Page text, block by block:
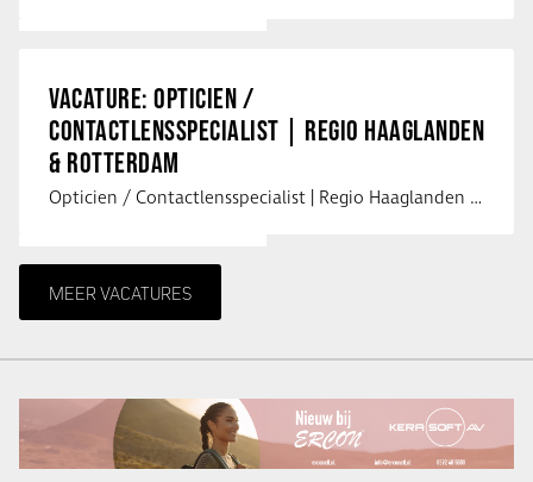
VACATURE: OPTICIEN /
CONTACTLENSSPECIALIST | REGIO HAAGLANDEN
& ROTTERDAM
Opticien / Contactlensspecialist | Regio Haaglanden & Rotterdam Saludos uit …
MEER VACATURES